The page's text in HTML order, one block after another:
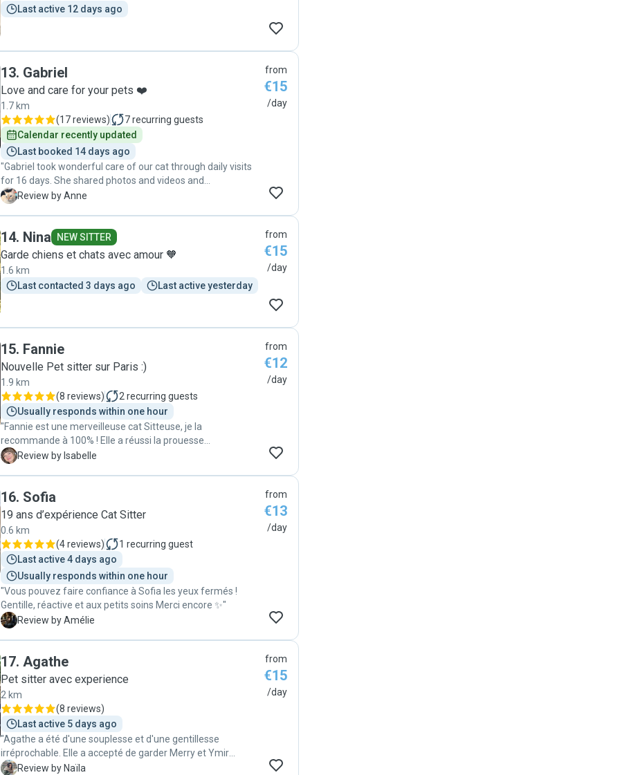
Last active 12 days ago
13. Gabriel
Love and care for your pets ❤️
1.7 km
(17 reviews) 7recurring guests
Calendar recently updated
Last booked 14 days ago
"Gabriel took wonderful care of our cat through daily visits
for 16 days. She shared photos and videos and
communication was very smooth. I strongly recommend
A Review by Anne
from
€15
/day
14. Nina NEW SITTER
Garde chiens et chats avec amour 🧡
1.6 km
Last contacted 3 days ago
Last active yesterday
from
€15
/day
15. Fannie
Nouvelle Pet sitter sur Paris :)
1.9 km
(8 reviews) 2 recurring guests
Usually responds within one hour
"Fannie est une merveilleuse cat Sitteuse, je la
recommande à 100% ! Elle a réussi la prouesse
d’apprivoiser Boo dès la première visite ❤️. J’ai retrouvé
Isabelle "
I Review by Isabelle
from
€12
/day
16. Sofia
19 ans d’expérience Cat Sitter
0.6 km
(4 reviews) 1 recurring guest
Last active 4 days ago
Usually responds within one hour
"Vous pouvez faire confiance à Sofia les yeux fermés !
Gentille, réactive et aux petits soins Merci encore ✨"
A Review by Amélie
from
€13
/day
17. Agathe
Pet sitter avec experience
2 km
(8 reviews)
Last active 5 days ago
"Agathe a été d'une souplesse et d'une gentillesse
irréprochable. Elle a accepté de garder Merry et Ymir
malgré leur convalescence non prévue, surveillant l'un suite
N Review by Naïla
from
€15
/day